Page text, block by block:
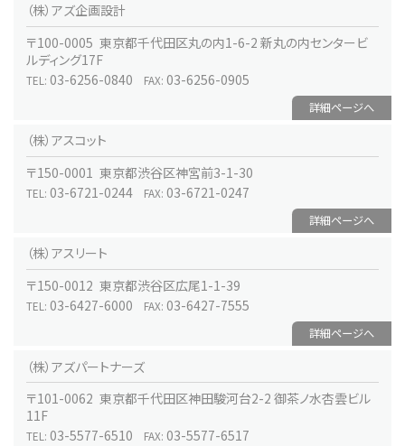
（株）アズ企画設計
〒100-0005 東京都千代田区丸の内1-6-2 新丸の内センタービ
ルディング17F
TEL: 03-6256-0840 FAX: 03-6256-0905
詳細ページへ
（株）アスコット
〒150-0001 東京都渋谷区神宮前3-1-30
TEL: 03-6721-0244 FAX: 03-6721-0247
詳細ページへ
（株）アスリート
〒150-0012 東京都渋谷区広尾1-1-39
TEL: 03-6427-6000 FAX: 03-6427-7555
詳細ページへ
（株）アズパートナーズ
〒101-0062 東京都千代田区神田駿河台2-2 御茶ノ水杏雲ビル
11F
TEL: 03-5577-6510 FAX: 03-5577-6517